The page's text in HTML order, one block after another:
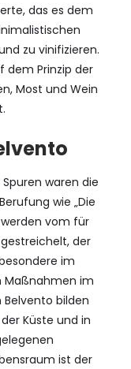
das es dem
zu vinifizieren.
dem Prinzip der
Most und Wein
waren die
wie „Die
werden vom für
der
im
Maßnahmen im
bilden
Küste und in
ist der